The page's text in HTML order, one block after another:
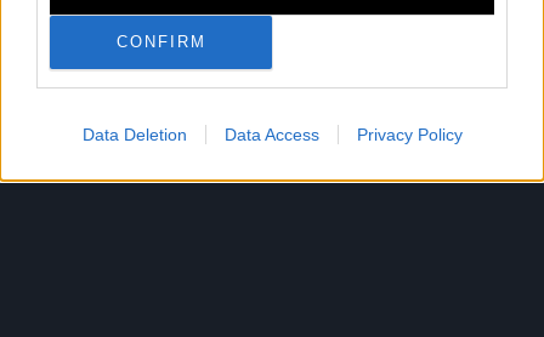
CONFIRM
Data Deletion Data Access Privacy Policy
Lire la suite